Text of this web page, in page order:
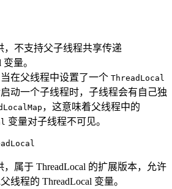
，不支持父子线程共享传递
量。
在父线程中设置了一个 ThreadLocal
动一个子线程时，子线程会有自己独
，这意味着父线程中的
变量对子线程不可见。
，属于 ThreadLocal 的扩展版本，允许
线程的 ThreadLocal 变量。